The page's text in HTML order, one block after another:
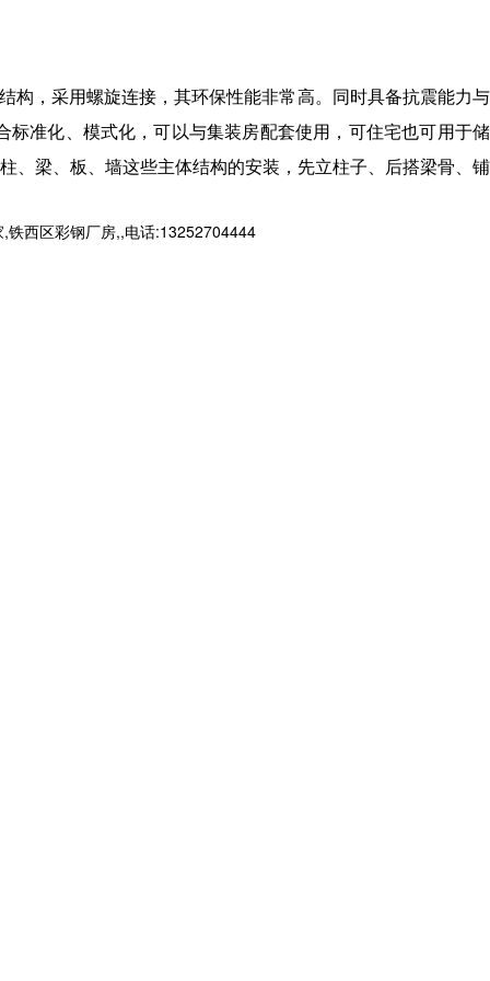
构，采用螺旋连接，其环保性能非常高。同时具备抗震能力与
标准化、模式化，可以与集装房配套使用，可住宅也可用于储
、梁、板、墙这些主体结构的安装，先立柱子、后搭梁骨、铺
铁西区彩钢厂房,,电话:13252704444